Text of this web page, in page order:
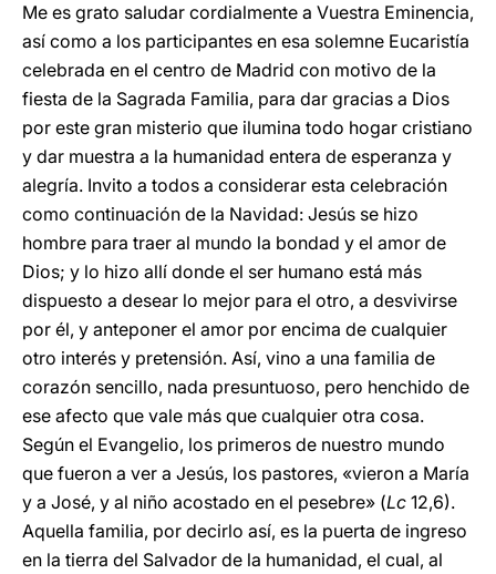
Me es grato saludar cordialmente a Vuestra Eminencia,
así como a los participantes en esa solemne Eucaristía
celebrada en el centro de Madrid con motivo de la
fiesta de la Sagrada Familia, para dar gracias a Dios
por este gran misterio que ilumina todo hogar cristiano
y dar muestra a la humanidad entera de esperanza y
alegría. Invito a todos a considerar esta celebración
como continuación de la Navidad: Jesús se hizo
hombre para traer al mundo la bondad y el amor de
Dios; y lo hizo allí donde el ser humano está más
dispuesto a desear lo mejor para el otro, a desvivirse
por él, y anteponer el amor por encima de cualquier
otro interés y pretensión. Así, vino a una familia de
corazón sencillo, nada presuntuoso, pero henchido de
ese afecto que vale más que cualquier otra cosa.
Según el Evangelio, los primeros de nuestro mundo
que fueron a ver a Jesús, los pastores, «vieron a María
y a José, y al niño acostado en el pesebre» (Lc 12,6).
Aquella familia, por decirlo así, es la puerta de ingreso
en la tierra del Salvador de la humanidad, el cual, al